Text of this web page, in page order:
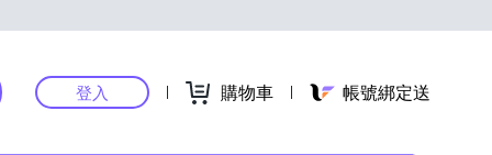
登入 購物車 帳號綁定送